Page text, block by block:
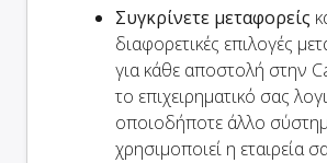
Συγκρίνετε μεταφορείς
διαφορετικές επιλογές
για κάθε αποστολή στην
το επιχειρηματικό σας
οποιοδήποτε άλλο
χρησιμοποιεί η εταιρεία